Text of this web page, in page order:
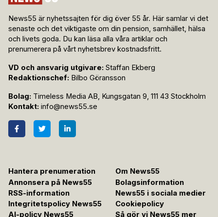
News55 är nyhetssajten för dig över 55 år. Här samlar vi det
senaste och det viktigaste om din pension, samhället, hälsa
och livets goda. Du kan läsa alla våra artiklar och
prenumerera på vårt nyhetsbrev kostnadsfritt.
VD och ansvarig utgivare: Staffan Ekberg
Redaktionschef: Bilbo Göransson
Bolag: Timeless Media AB, Kungsgatan 9, 111 43 Stockholm
Kontakt: info@news55.se
Hantera prenumeration
Om News55
Annonsera på News55
Bolagsinformation
RSS-information
News55 i sociala medier
Integritetspolicy News55
Cookiepolicy
AI-policy News55
Så gör vi News55 mer